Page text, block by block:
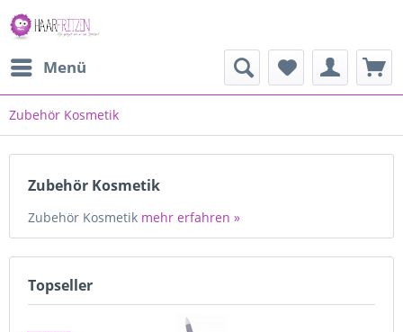
Menü
Zubehör Kosmetik
Zubehör Kosmetik
Zubehör Kosmetik mehr erfahren »
Topseller